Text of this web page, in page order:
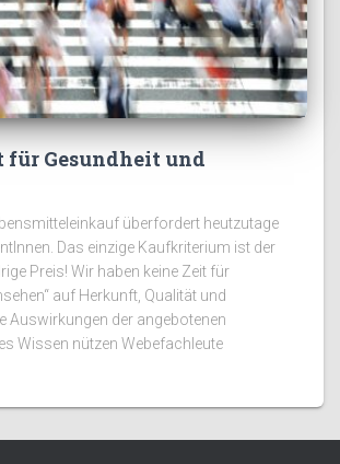
für Gesundheit und
überfordert heutzutage
Das einzige Kaufkriterium ist der
Preis! Wir haben keine Zeit für
auf Herkunft, Qualität und
Auswirkungen der angebotenen
Wissen nützen Webefachleute